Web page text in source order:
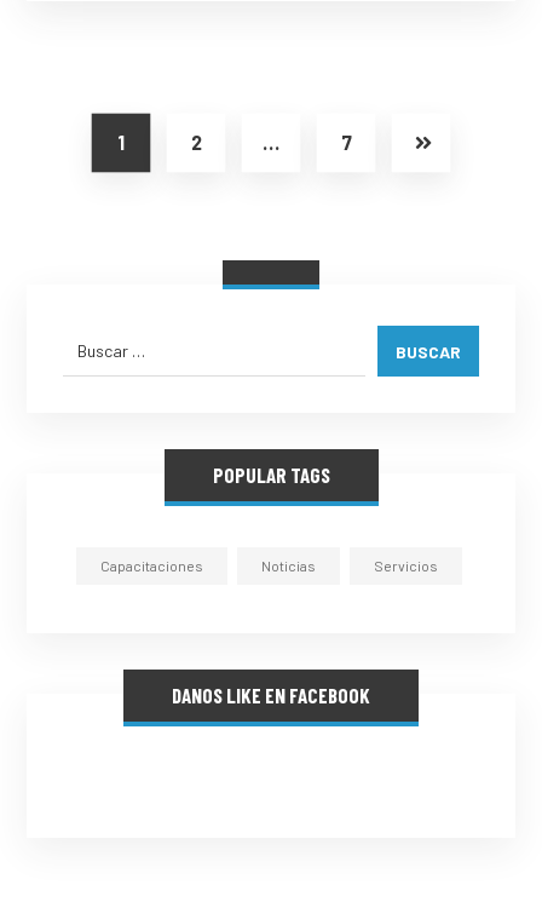
1 2 … 7
BUSCAR
POPULAR TAGS
Capacitaciones Noticias Servicios
DANOS LIKE EN FACEBOOK